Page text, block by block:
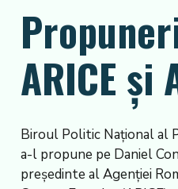
ARICE și
Biroul Politic Național al
a-l propune pe Daniel
președinte al Agenției